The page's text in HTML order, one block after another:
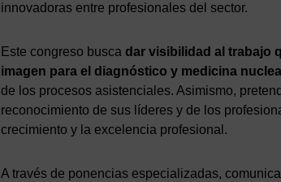
innovadoras entre profesionales del sector.
Este congreso busca dar visibilidad al trabajo
imagen para el diagnóstico y medicina
de los procesos asistenciales. Asimismo,
reconocimiento de sus líderes y de los
crecimiento y la excelencia profesional.
A través de ponencias especializadas,